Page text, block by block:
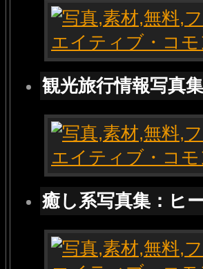
観光旅行情報写真
癒し系写真集：ヒ